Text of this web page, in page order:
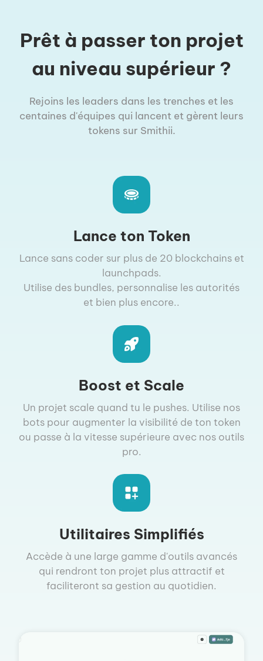
Prêt à passer ton projet
au niveau supérieur ?
Rejoins les leaders dans les trenches et les
centaines d'équipes qui lancent et gèrent leurs
tokens sur Smithii.
Lance ton Token
Lance sans coder sur plus de 20 blockchains et
launchpads.
Utilise des bundles, personnalise les autorités
et bien plus encore..
Boost et Scale
Un projet scale quand tu le pushes. Utilise nos
bots pour augmenter la visibilité de ton token
ou passe à la vitesse supérieure avec nos outils
pro.
Utilitaires Simplifiés
Accède à une large gamme d'outils avancés
qui rendront ton projet plus attractif et
faciliteront sa gestion au quotidien.